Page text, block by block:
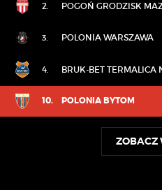
2. POGOŃ GRODZISK
3. POLONIA WARSZAWA
4. BRUK-BET TERMALICA
10. POLONIA BYTOM
ZOBACZ